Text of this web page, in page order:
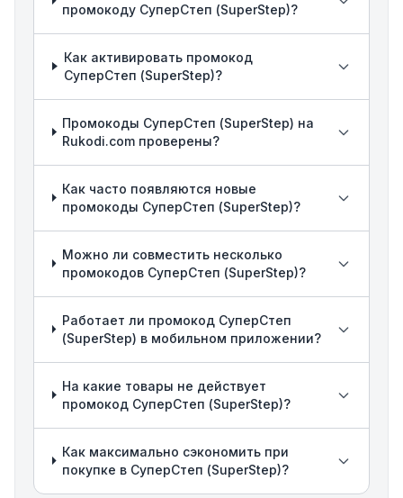
промокоду СуперСтеп (SuperStep)?
Как активировать промокод
СуперСтеп (SuperStep)?
Промокоды СуперСтеп (SuperStep) на
Rukodi.com проверены?
Как часто появляются новые
промокоды СуперСтеп (SuperStep)?
Можно ли совместить несколько
промокодов СуперСтеп (SuperStep)?
Работает ли промокод СуперСтеп
(SuperStep) в мобильном приложении?
На какие товары не действует
промокод СуперСтеп (SuperStep)?
Как максимально сэкономить при
покупке в СуперСтеп (SuperStep)?